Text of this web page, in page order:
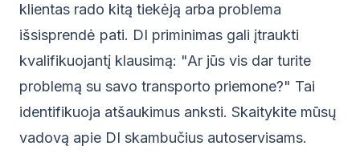
klientas rado kitą tiekėją arba problema
išsisprendė pati. DI priminimas gali įtraukti
kvalifikuojantį klausimą: "Ar jūs vis dar turite
problemą su savo transporto priemone?" Tai
identifikuoja atšaukimus anksti. Skaitykite mūsų
vadovą apie DI skambučius autoservisams.